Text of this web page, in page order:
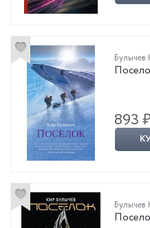
Булычев
893
Булычев